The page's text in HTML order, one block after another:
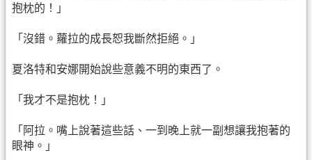
抱枕的！」
「沒錯。蘿拉的成長恕我斷然拒絕。」
夏洛特和安娜開始說些意義不明的東西了。
「我才不是抱枕！」
「阿拉。嘴上說著這些話、一到晚上就一副想讓我抱著的
眼神。」